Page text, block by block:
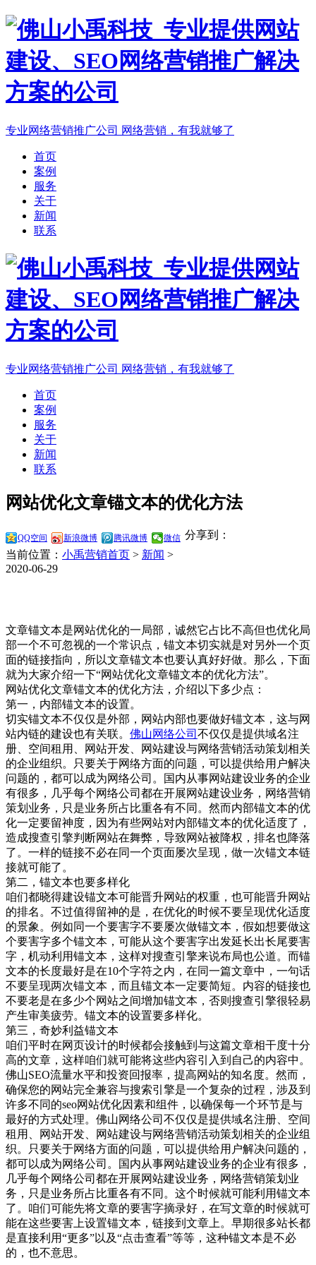
专业网络营销推广公司 网络营销，有我就够了
首页
案例
服务
关于
新闻
联系
专业网络营销推广公司 网络营销，有我就够了
首页
案例
服务
关于
新闻
联系
网站优化文章锚文本的优化方法
分享到：
QQ空间 新浪微博 腾讯微博 微信
当前位置： 小禹营销首页 > 新闻 >
2020-06-29
文章锚文本是网站优化的一局部，诚然它占比不高但也优化局
部一个不可忽视的一个常识点，锚文本切实就是对另外一个页
面的链接指向，所以文章锚文本也要认真好好做。那么，下面
就为大家介绍一下“网站优化文章锚文本的优化方法”。
网站优化文章锚文本的优化方法，介绍以下多少点：
第一，内部锚文本的设置。
切实锚文本不仅仅是外部，网站内部也要做好锚文本，这与网
站内链的建设也有关联。 佛山网络公司 不仅仅是提供域名注
册、空间租用、网站开发、网站建设与网络营销活动策划相关
的企业组织。只要关于网络方面的问题，可以提供给用户解决
问题的，都可以成为网络公司。国内从事网站建设业务的企业
有很多，几乎每个网络公司都在开展网站建设业务，网络营销
策划业务，只是业务所占比重各有不同。然而内部锚文本的优
化一定要留神度，因为有些网站对内部锚文本的优化适度了，
造成搜查引擎判断网站在舞弊，导致网站被降权，排名也降落
了。一样的链接不必在同一个页面屡次呈现，做一次锚文本链
接就可能了。
第二，锚文本也要多样化
咱们都晓得建设锚文本可能晋升网站的权重，也可能晋升网站
的排名。不过值得留神的是，在优化的时候不要呈现优化适度
的景象。例如同一个要害字不要屡次做锚文本，假如想要做这
个要害字多个锚文本，可能从这个要害字出发延长出长尾要害
字，机动利用锚文本，这样对搜查引擎来说布局也公道。而锚
文本的长度最好是在10个字符之内，在同一篇文章中，一句话
不要呈现两次锚文本，而且锚文本一定要简短。内容的链接也
不要老是在多少个网站之间增加锚文本，否则搜查引擎很轻易
产生审美疲劳。锚文本的设置要多样化。
第三，奇妙利益锚文本
咱们平时在网页设计的时候都会接触到与这篇文章相干度十分
高的文章，这样咱们就可能将这些内容引入到自己的内容中。
佛山SEO流量水平和投资回报率，提高网站的知名度。然而，
确保您的网站完全兼容与搜索引擎是一个复杂的过程，涉及到
许多不同的seo网站优化因素和组件，以确保每一个环节是与
最好的方式处理。佛山网络公司不仅仅是提供域名注册、空间
租用、网站开发、网站建设与网络营销活动策划相关的企业组
织。只要关于网络方面的问题，可以提供给用户解决问题的，
都可以成为网络公司。国内从事网站建设业务的企业有很多，
几乎每个网络公司都在开展网站建设业务，网络营销策划业
务，只是业务所占比重各有不同。这个时候就可能利用锚文本
了。咱们可能先将文章的要害字摘录好，在写文章的时候就可
能在这些要害上设置锚文本，链接到文章上。早期很多站长都
是直接利用“更多”以及“点击查看”等等，这种锚文本是不必
的，也不意思。